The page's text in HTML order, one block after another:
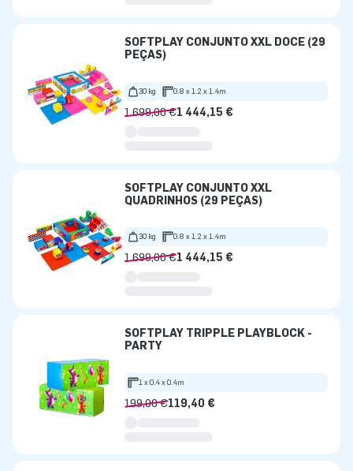
SOFTPLAY CONJUNTO XXL DOCE (29
PEÇAS)
30 kg 0.8 x 1.2 x 1.4m
1 699,00 €1 444,15 €
SOFTPLAY CONJUNTO XXL
QUADRINHOS (29 PEÇAS)
30 kg 0.8 x 1.2 x 1.4m
1 699,00 €1 444,15 €
SOFTPLAY TRIPPLE PLAYBLOCK -
PARTY
1 x 0.4 x 0.4m
199,00 €119,40 €